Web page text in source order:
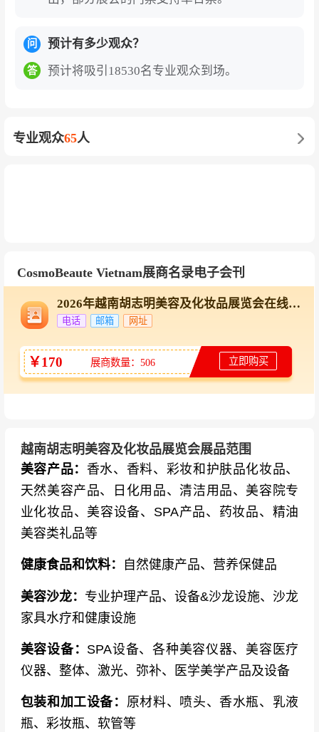
国际知名品牌：雅诗兰黛、兰蔻、欧莱雅、资生
堂、雪花秀、SK-II、迪奥、香奈儿
团），以及LG集团等
越南本土领军企业：Saigon Cosmetics Corporati
on、Thorakao、Cỏ Mềm、Lana’s Beauty等
台湾参展企业：頂郁企業（TOP-WELL）、喜王
化工（HSIWANG）、欣蘭化工（HSIN LAN）、
儷妍實業（LIANNA）、艾妳美實業（ANIM
E）、真那化工實業等6家企业
德国参展企业：DermaPro（院线级设备商）
欧洲新锐品牌
：32个欧洲品牌通过“东方快车计
划”首度亮相东南亚
问 预计有多少观众？
答 预计将吸引18530名专业观众到场。
专业观众65人
CosmoBeaute Vietnam展商名录电子会刊
2026年越南胡志明美容及化妆品展览会在线展商名录
电话 邮箱 网址
￥170 展商数量：506 立即购买
越南胡志明美容及化妆品展览会展品范围
美容产品： 香水、香料、彩妆和护肤品化妆品、
天然美容产品、日化用品、清洁用品、美容院专
业化妆品、美容设备、SPA产品、药妆品、精油
美容类礼品等
健康食品和饮料： 自然健康产品、营养保健品
美容沙龙： 专业护理产品、设备&沙龙设施、沙龙
家具水疗和健康设施
美容设备： SPA设备、各种美容仪器、美容医疗
仪器、整体、激光、弥补、医学美学产品及设备
包装和加工设备： 原材料、喷头、香水瓶、乳液
瓶、彩妆瓶、软管等